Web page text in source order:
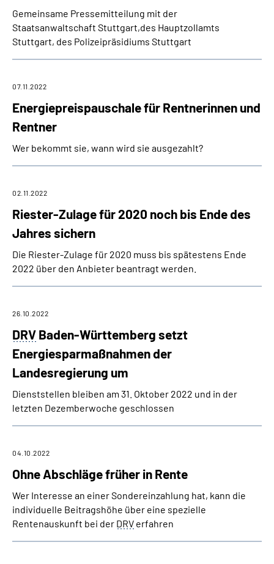
Gemeinsame Pressemitteilung mit der
Staatsanwaltschaft Stuttgart,des Hauptzollamts
Stuttgart, des Polizeipräsidiums Stuttgart
Energiepreispauschale für Rentnerinnen und
Rentner
07.11.2022
Wer bekommt sie, wann wird sie ausgezahlt?
Riester-Zulage für 2020 noch bis Ende des
Jahres sichern
02.11.2022
Die Riester-Zulage für 2020 muss bis spätestens Ende
2022 über den Anbieter beantragt werden.
DRV Baden-Württemberg setzt
Energiesparmaßnahmen der
Landesregierung um
26.10.2022
Dienststellen bleiben am 31. Oktober 2022 und in der
letzten Dezemberwoche geschlossen
Ohne Abschläge früher in Rente
04.10.2022
Wer Interesse an einer Sondereinzahlung hat, kann die
individuelle Beitragshöhe über eine spezielle
Rentenauskunft bei der DRV erfahren